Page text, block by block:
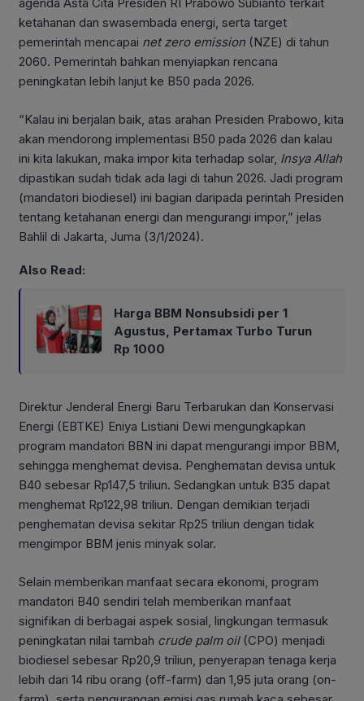
ketahanan dan swasembada energi, serta target
pemerintah mencapai net zero emission (NZE) di tahun
2060. Pemerintah bahkan menyiapkan rencana
peningkatan lebih lanjut ke B50 pada 2026.
“Kalau ini berjalan baik, atas arahan Presiden Prabowo, kita
akan mendorong implementasi B50 pada 2026 dan kalau
ini kita lakukan, maka impor kita terhadap solar, Insya Allah
dipastikan sudah tidak ada lagi di tahun 2026. Jadi program
(mandatori biodiesel) ini bagian daripada perintah Presiden
tentang ketahanan energi dan mengurangi impor,” jelas
Bahlil di Jakarta, Juma (3/1/2024).
Also Read:
Harga BBM Nonsubsidi per 1
Agustus, Pertamax Turbo Turun
Rp 1000
Direktur Jenderal Energi Baru Terbarukan dan Konservasi
Energi (EBTKE) Eniya Listiani Dewi mengungkapkan
program mandatori BBN ini dapat mengurangi impor BBM,
sehingga menghemat devisa. Penghematan devisa untuk
B40 sebesar Rp147,5 triliun. Sedangkan untuk B35 dapat
menghemat Rp122,98 triliun. Dengan demikian terjadi
penghematan devisa sekitar Rp25 triliun dengan tidak
mengimpor BBM jenis minyak solar.
Selain memberikan manfaat secara ekonomi, program
mandatori B40 sendiri telah memberikan manfaat
signifikan di berbagai aspek sosial, lingkungan termasuk
peningkatan nilai tambah crude palm oil (CPO) menjadi
biodiesel sebesar Rp20,9 triliun, penyerapan tenaga kerja
lebih dari 14 ribu orang (off-farm) dan 1,95 juta orang (on-